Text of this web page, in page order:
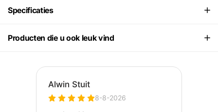
Specificaties
Producten die u ook leuk vind